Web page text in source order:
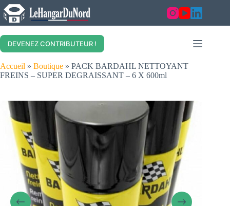
Skip
to
content
DEVENEZ CONTRIBUTEUR !
Accueil » Boutique » PACK BARDAHL NETTOYANT
FREINS – SUPER DEGRAISSANT – 6 X 600ml